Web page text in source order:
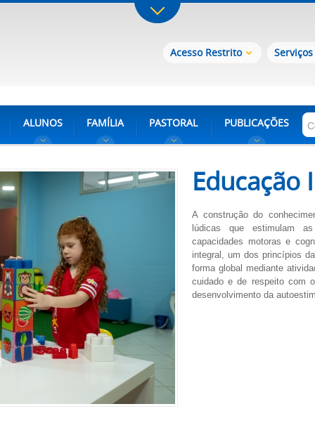
Acesso Restrito Serviços
ALUNOS FAMÍLIA PASTORAL PUBLICAÇÕES
Educação
A construção do
lúdicas que estimulam
capacidades motoras e
integral, um dos princípios
forma global mediante
cuidado e de respeito com
desenvolvimento da